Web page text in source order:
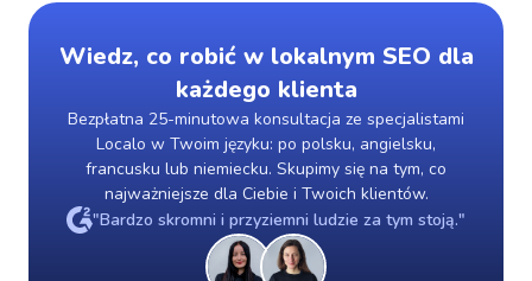
Wiedz, co robić w lokalnym SEO dla
każdego klienta
Bezpłatna 25-minutowa konsultacja ze specjalistami
Localo w Twoim języku: po polsku, angielsku,
francusku lub niemiecku. Skupimy się na tym, co
najważniejsze dla Ciebie i Twoich klientów.
"Bardzo skromni i przyziemni ludzie za tym stoją."